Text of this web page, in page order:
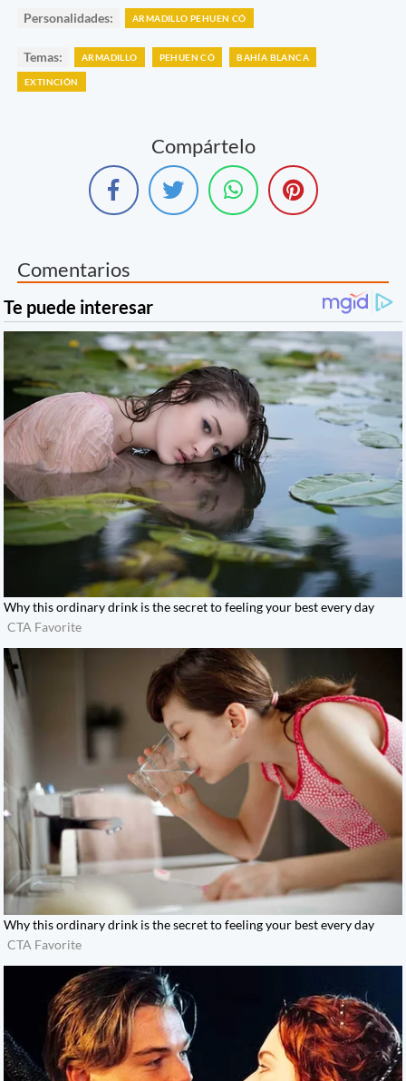
Personalidades: ARMADILLO PEHUEN CÓ
Temas: ARMADILLO PEHUEN CÓ BAHÍA BLANCA
EXTINCIÓN
Compártelo
Comentarios